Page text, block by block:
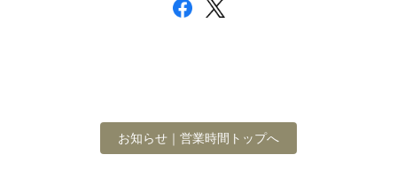
お知らせ｜営業時間トップへ